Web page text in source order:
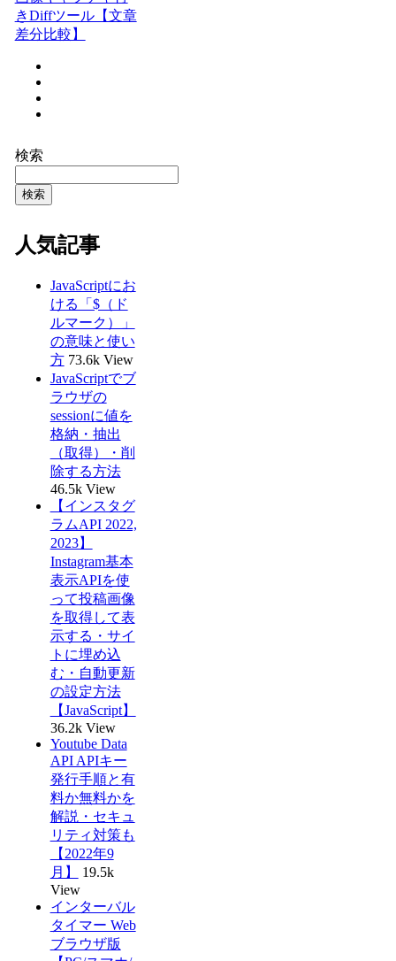
きDiffツール【文章
差分比較】
検索
検索
人気記事
JavaScriptにお
ける「$（ド
ルマーク）」
の意味と使い
方 73.6k View
JavaScriptでブ
ラウザの
sessionに値を
格納・抽出
（取得）・削
除する方法
46.5k View
【インスタグ
ラムAPI 2022,
2023】
Instagram基本
表示APIを使
って投稿画像
を取得して表
示する・サイ
トに埋め込
む・自動更新
の設定方法
【JavaScript】
36.2k View
Youtube Data
API APIキー
発行手順と有
料か無料かを
解説・セキュ
リティ対策も
【2022年9
月】
19.5k
View
インターバル
タイマー Web
ブラウザ版